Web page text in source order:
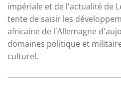
impériale et de l'actualité de
tente de saisir les
africaine de l'Allemagne
domaines politique et
culturel.